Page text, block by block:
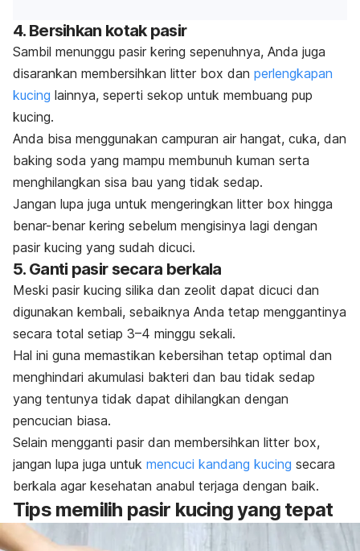
4. Bersihkan kotak pasir
Sambil menunggu pasir kering sepenuhnya, Anda juga
disarankan membersihkan litter box dan perlengkapan
kucing lainnya, seperti sekop untuk membuang pup
kucing.
Anda bisa menggunakan campuran air hangat, cuka, dan
baking soda yang mampu membunuh kuman serta
menghilangkan sisa bau yang tidak sedap.
Jangan lupa juga untuk mengeringkan litter box hingga
benar-benar kering sebelum mengisinya lagi dengan
pasir kucing yang sudah dicuci.
5. Ganti pasir secara berkala
Meski pasir kucing silika dan zeolit dapat dicuci dan
digunakan kembali, sebaiknya Anda tetap menggantinya
secara total setiap 3–4 minggu sekali.
Hal ini guna memastikan kebersihan tetap optimal dan
menghindari akumulasi bakteri dan bau tidak sedap
yang tentunya tidak dapat dihilangkan dengan
pencucian biasa.
Selain mengganti pasir dan membersihkan litter box,
jangan lupa juga untuk mencuci kandang kucing secara
berkala agar kesehatan anabul terjaga dengan baik.
Tips memilih pasir kucing yang tepat